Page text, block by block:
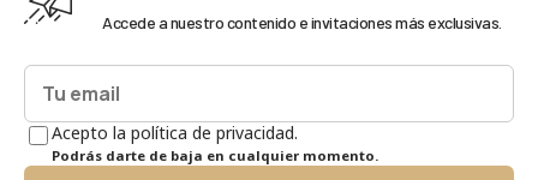
Accede a nuestro contenido e invitaciones más exclusivas.
Acepto la política de privacidad.
Podrás darte de baja en cualquier momento.